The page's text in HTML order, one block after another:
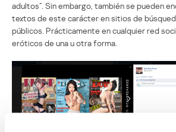
adultos”. Sin embargo, también se pueden
textos de este carácter en sitios de
públicos. Prácticamente en cualquier red
eróticos de una u otra forma.